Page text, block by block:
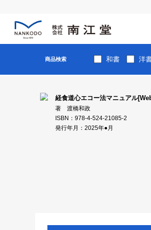
商品検索 和書 洋
経食道心エコー法マニュアル
著 渡橋和政
ISBN：978-4-524-21085-2
発行年月：2025年●月